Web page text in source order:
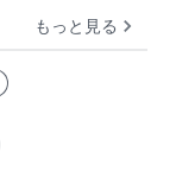
もっと見る